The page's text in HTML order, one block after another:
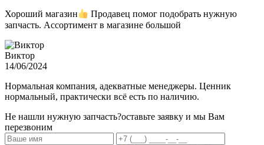
Хороший магазин
Продавец помог подобрать нужную
запчасть. Ассортимент в магазине большой
Виктор
14/06/2024
Нормальная компания, адекватные менеджеры. Ценник
нормальный, практически всё есть по наличию.
Не нашли нужную запчасть?оставьте заявку и мы Вам
перезвоним